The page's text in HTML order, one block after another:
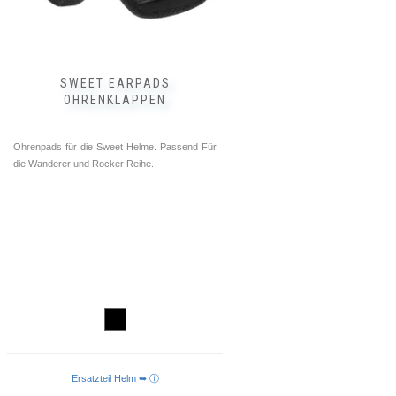
SWEET EARPADS
OHRENKLAPPEN
Ohrenpads für die Sweet Helme. Passend Für
die Wanderer und Rocker Reihe.
Ersatzteil Helm ➥ ⓘ